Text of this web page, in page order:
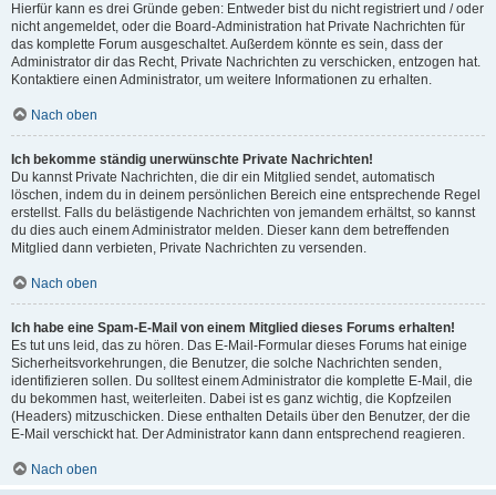
Hierfür kann es drei Gründe geben: Entweder bist du nicht registriert und / oder
nicht angemeldet, oder die Board-Administration hat Private Nachrichten für
das komplette Forum ausgeschaltet. Außerdem könnte es sein, dass der
Administrator dir das Recht, Private Nachrichten zu verschicken, entzogen hat.
Kontaktiere einen Administrator, um weitere Informationen zu erhalten.
Nach oben
Ich bekomme ständig unerwünschte Private Nachrichten!
Du kannst Private Nachrichten, die dir ein Mitglied sendet, automatisch
löschen, indem du in deinem persönlichen Bereich eine entsprechende Regel
erstellst. Falls du belästigende Nachrichten von jemandem erhältst, so kannst
du dies auch einem Administrator melden. Dieser kann dem betreffenden
Mitglied dann verbieten, Private Nachrichten zu versenden.
Nach oben
Ich habe eine Spam-E-Mail von einem Mitglied dieses Forums erhalten!
Es tut uns leid, das zu hören. Das E-Mail-Formular dieses Forums hat einige
Sicherheitsvorkehrungen, die Benutzer, die solche Nachrichten senden,
identifizieren sollen. Du solltest einem Administrator die komplette E-Mail, die
du bekommen hast, weiterleiten. Dabei ist es ganz wichtig, die Kopfzeilen
(Headers) mitzuschicken. Diese enthalten Details über den Benutzer, der die
E-Mail verschickt hat. Der Administrator kann dann entsprechend reagieren.
Nach oben